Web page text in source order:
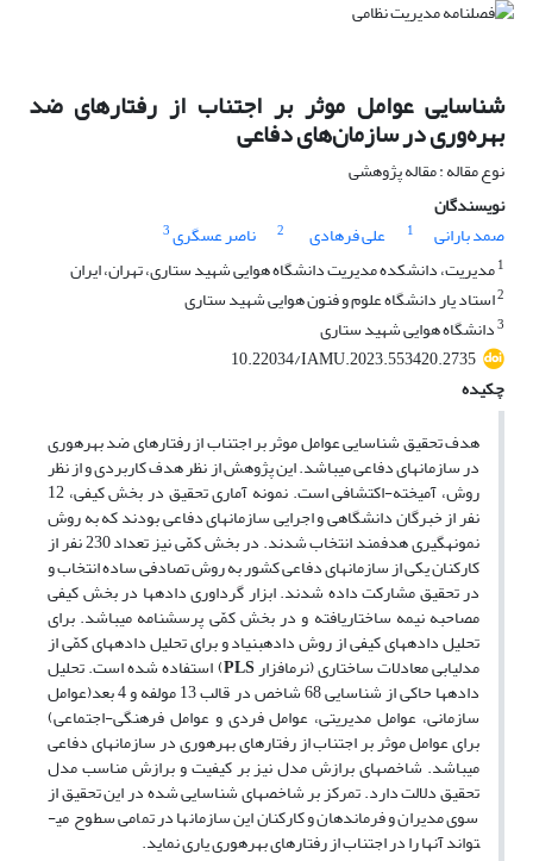
شناسایی عوامل موثر بر اجتناب از رفتارهای ضد
بهره‌وری در سازمان‌های دفاعی
نوع مقاله : مقاله پژوهشی
نویسندگان
صمد بارانی
1 علی فرهادی 2 ناصر عسگری3
1مدیریت، دانشکده مدیریت دانشگاه هوایی شهید ستاری، تهران، ایران
2استاد یار دانشگاه علوم و فنون هوایی شهید ستاری
3دانشگاه هوایی شهید ستاری
10.22034/IAMU.2023.553420.2735
چکیده
هدف تحقیق شناسایی عوامل موثر بر اجتناب از رفتارهای ضد بهره­وری
در سازمان­های دفاعی می­باشد. این پژوهش از نظر هدف کاربردی و از نظر
روش، آمیخته-اکتشافی است. نمونه آماری تحقیق در بخش کیفی، 12
نفر از خبرگان دانشگاهی و اجرایی سازمان­های دفاعی بودند که به روش
نمونه­گیری هدفمند انتخاب شدند. در بخش کمّی نیز تعداد 230 نفر از
کارکنان یکی از سازمان­های دفاعی کشور به روش تصادفی ساده انتخاب و
در تحقیق مشارکت داده شدند. ابزار گرداوری داده­ها در بخش کیفی
مصاحبه نیمه ساختاریافته و در بخش کمّی پرسشنامه می­باشد. برای
تحلیل داده­های کیفی از روش داده­بنیاد و برای تحلیل داده­های کمّی از
مدل­یابی معادلات ساختاری (نرم­افزارPLS) استفاده شده است. تحلیل
داده­ها حاکی از شناسایی 68 شاخص در قالب 13 مولفه و 4 بعد(عوامل
سازمانی، عوامل مدیریتی، عوامل فردی و عوامل فرهنگی-اجتماعی)
برای عوامل موثر بر اجتناب از رفتارهای بهره­وری در سازمان­های دفاعی
می­باشد. شاخص­های برازش مدل نیز بر کیفیت و برازش مناسب مدل
تحقیق دلالت دارد. تمرکز بر شاخص­های شناسایی شده در این تحقیق از
سوی مدیران و فرماندهان و کارکنان این سازمان­ها در تمامی سطوح می­
تواند آنها را در اجتناب از رفتارهای بهره­وری یاری نماید.